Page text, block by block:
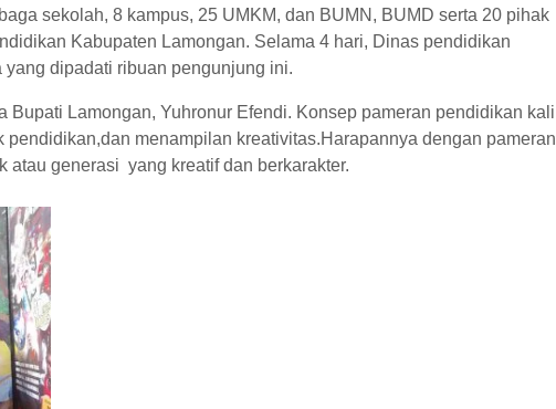
sekolah, 8 kampus, 25 UMKM, dan BUMN, BUMD serta 20 pihak
Kabupaten Lamongan. Selama 4 hari, Dinas pendidikan
yang dipadati ribuan pengunjung ini.
Bupati Lamongan, Yuhronur Efendi. Konsep pameran pendidikan kali
menampilan kreativitas.Harapannya dengan pameran
atau generasi yang kreatif dan berkarakter.